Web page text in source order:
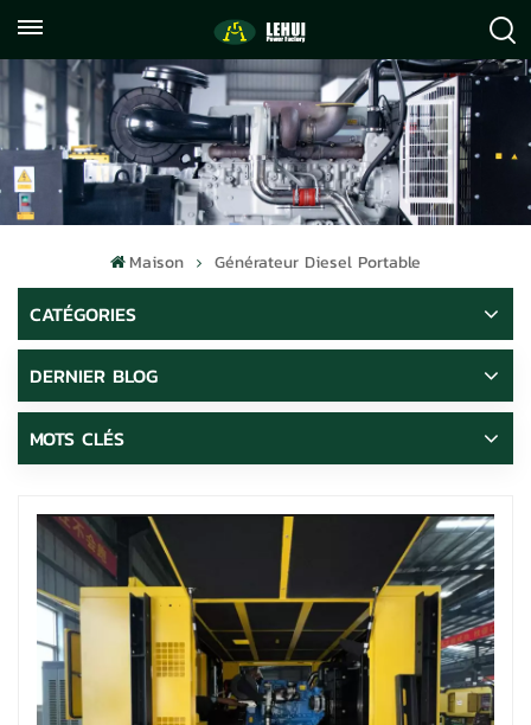
059122071372
info@lehuipowerfactory.com
Maison Générateur Diesel Portable
CATÉGORIES
DERNIER BLOG
MOTS CLÉS